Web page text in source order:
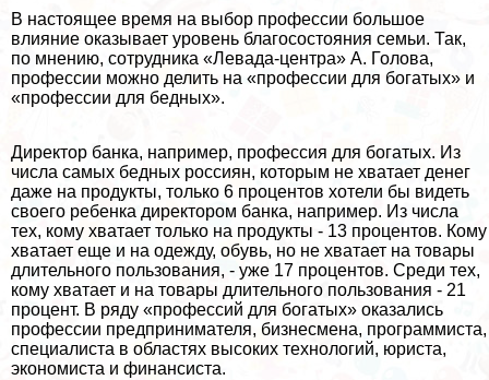
В настоящее время на выбор профессии большое
влияние оказывает уровень благосостояния семьи. Так,
по мнению, сотрудника «Левада-центра» А. Голова,
профессии можно делить на «профессии для богатых» и
«профессии для бедных».
Директор банка, например, профессия для богатых. Из
числа самых бедных россиян, которым не хватает денег
даже на продукты, только 6 процентов хотели бы видеть
своего ребенка директором банка, например. Из числа
тех, кому хватает только на продукты - 13 процентов. Кому
хватает еще и на одежду, обувь, но не хватает на товары
длительного пользования, - уже 17 процентов. Среди тех,
кому хватает и на товары длительного пользования - 21
процент. В ряду «профессий для богатых» оказались
профессии предпринимателя, бизнесмена, программиста,
специалиста в областях высоких технологий, юриста,
экономиста и финансиста.